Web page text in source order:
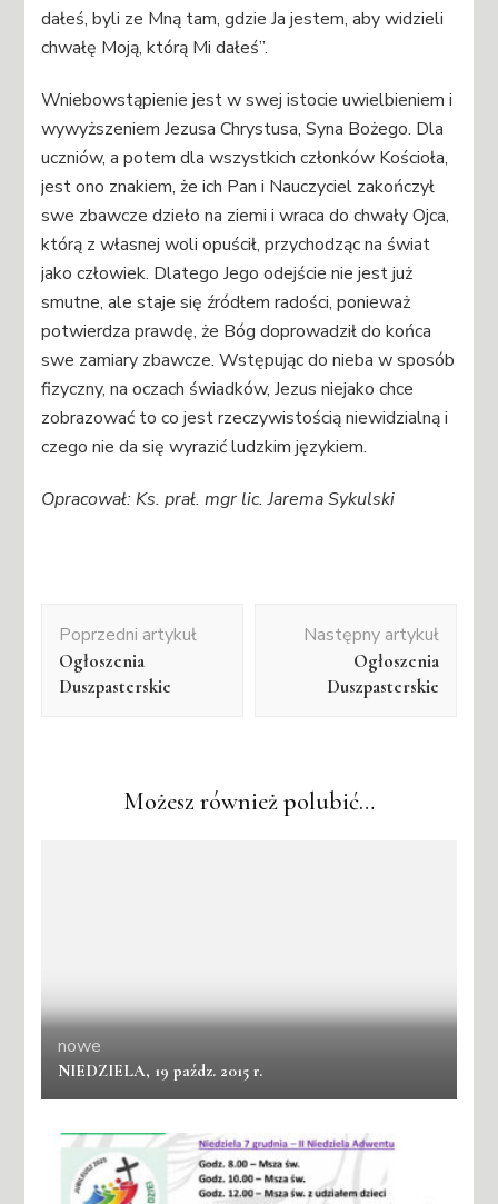
dałeś, byli ze Mną tam, gdzie Ja jestem, aby widzieli
chwałę Moją, którą Mi dałeś”.
Wniebowstąpienie jest w swej istocie uwielbieniem i
wywyższeniem Jezusa Chrystusa, Syna Bożego. Dla
uczniów, a potem dla wszystkich członków Kościoła,
jest ono znakiem, że ich Pan i Nauczyciel zakończył
swe zbawcze dzieło na ziemi i wraca do chwały Ojca,
którą z własnej woli opuścił, przychodząc na świat
jako człowiek. Dlatego Jego odejście nie jest już
smutne, ale staje się źródłem radości, ponieważ
potwierdza prawdę, że Bóg doprowadził do końca
swe zamiary zbawcze. Wstępując do nieba w sposób
fizyczny, na oczach świadków, Jezus niejako chce
zobrazować to co jest rzeczywistością niewidzialną i
czego nie da się wyrazić ludzkim językiem.
Opracował: Ks. prał. mgr lic. Jarema Sykulski
wpisu
Poprzedni artykuł
Ogłoszenia
Duszpasterskie
Następny artykuł
Ogłoszenia
Duszpasterskie
Możesz również polubić…
nowe
NIEDZIELA, 19 paźdz. 2015 r.